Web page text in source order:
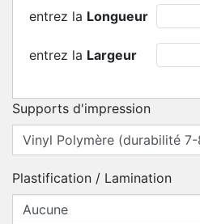
entrez la Longueur
entrez la Largeur
Supports d'impression
Plastification / Lamination